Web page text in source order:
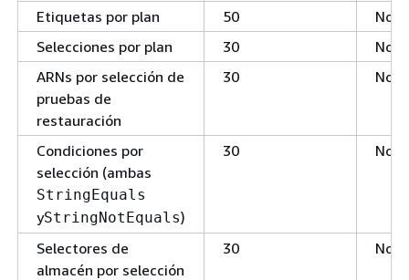
Etiquetas por plan 50
No
Selecciones por plan
30
No
ARNs por selección de
pruebas de
restauración
30 No
Condiciones por
selección (ambas
StringEquals
yStringNotEquals)
30 No
Selectores de
almacén por selección
30 No